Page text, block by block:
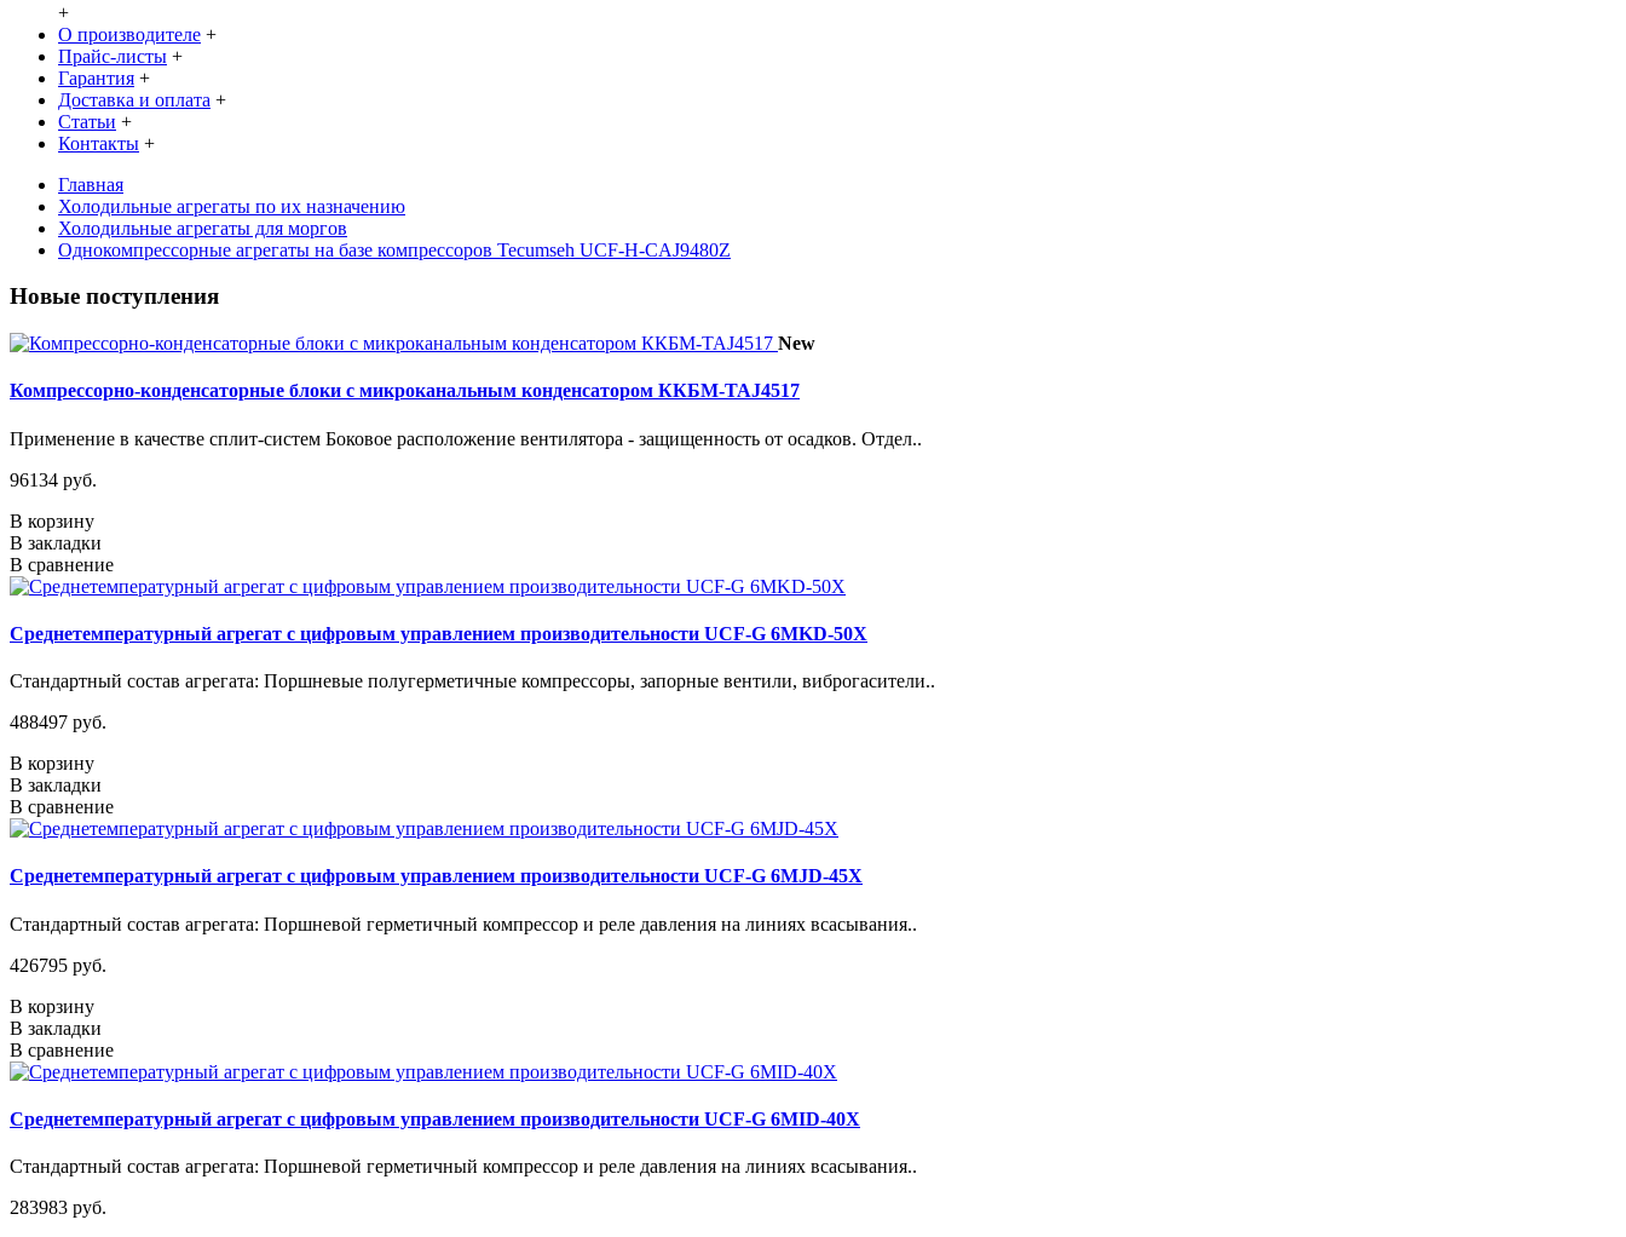
+
О производителе +
Прайс-листы +
Гарантия +
Доставка и оплата +
Статьи +
Контакты +
Главная
Холодильные агрегаты по их назначению
Холодильные агрегаты для моргов
Однокомпрессорные агрегаты на базе компрессоров Tecumseh UCF-H-CAJ9480Z
Новые поступления
New
Компрессорно-конденсаторные блоки с микроканальным конденсатором ККБМ-TAJ4517
Применение в качестве сплит-систем Боковое расположение вентилятора - защищенность от осадков. Отдел..
96134 руб.
В корзину
В закладки
В сравнение
Среднетемпературный агрегат с цифровым управлением производительности UCF-G 6MKD-50X
Стандартный состав агрегата: Поршневые полугерметичные компрессоры, запорные вентили, виброгасители..
488497 руб.
В корзину
В закладки
В сравнение
Среднетемпературный агрегат с цифровым управлением производительности UCF-G 6MJD-45X
Стандартный состав агрегата: Поршневой герметичный компрессор и реле давления на линиях всасывания..
426795 руб.
В корзину
В закладки
В сравнение
Среднетемпературный агрегат с цифровым управлением производительности UCF-G 6MID-40X
Стандартный состав агрегата: Поршневой герметичный компрессор и реле давления на линиях всасывания..
283983 руб.